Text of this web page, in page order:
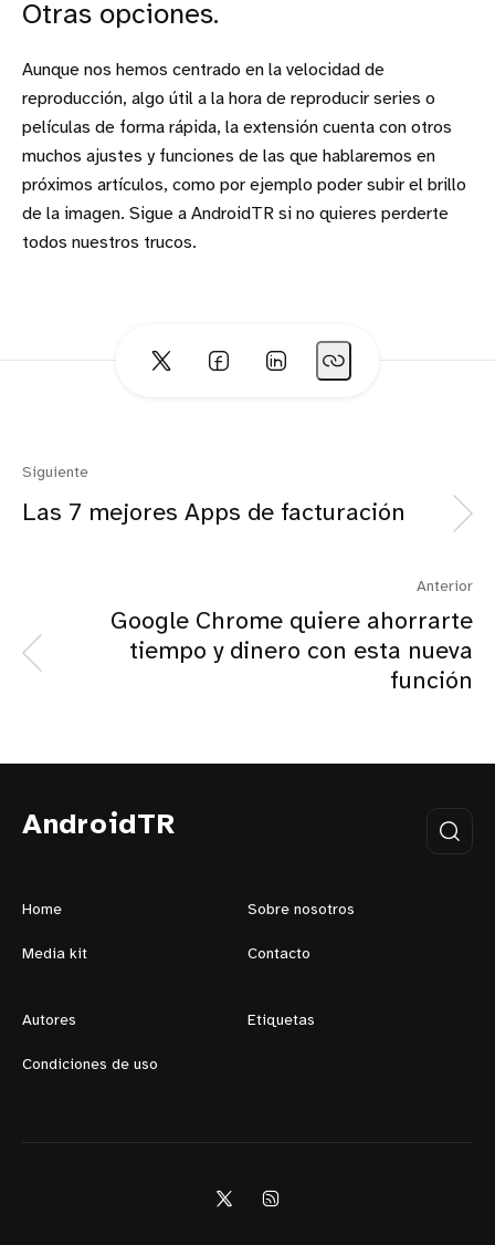
Otras opciones.
Aunque nos hemos centrado en la velocidad de
reproducción, algo útil a la hora de reproducir series o
películas de forma rápida, la extensión cuenta con otros
muchos ajustes y funciones de las que hablaremos en
próximos artículos, como por ejemplo poder subir el brillo
de la imagen. Sigue a AndroidTR si no quieres perderte
todos nuestros trucos.
Siguiente
Las 7 mejores Apps de facturación
Anterior
Google Chrome quiere ahorrarte
tiempo y dinero con esta nueva
función
AndroidTR
Home Sobre nosotros
Media kit Contacto
Autores Etiquetas
Condiciones de uso